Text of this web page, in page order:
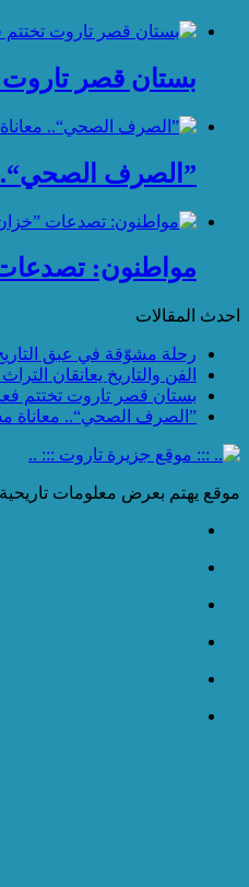
بستان قصر تاروت
”الصرف الصحي“..
مواطنون: تصدعات
احدث المقالات
رحلة مشوّقة في عبق
الفن والتاريخ يعانقان
بستان قصر تاروت تختتم
”الصرف الصحي“.. معاناة
موقع يهتم بعرض معلومات